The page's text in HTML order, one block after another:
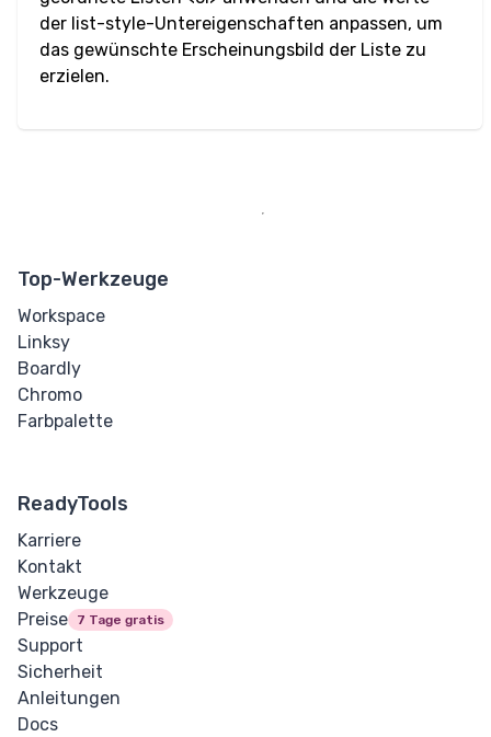
Hochgestellt
Textarea
Unterstrichen
Details
Dialog
Messanzeige
COMPONENTS
Karte
Alarm
CODE HUB
HTML-Struktur-
der list-style-Untereigenschaften anpassen, um
das gewünschte Erscheinungsbild der Liste zu
erzielen.
Top-Werkzeuge
Workspace
Linksy
Boardly
Chromo
Farbpalette
ReadyTools
Karriere
Kontakt
Werkzeuge
Preise
7 Tage gratis
Support
Sicherheit
Anleitungen
Docs